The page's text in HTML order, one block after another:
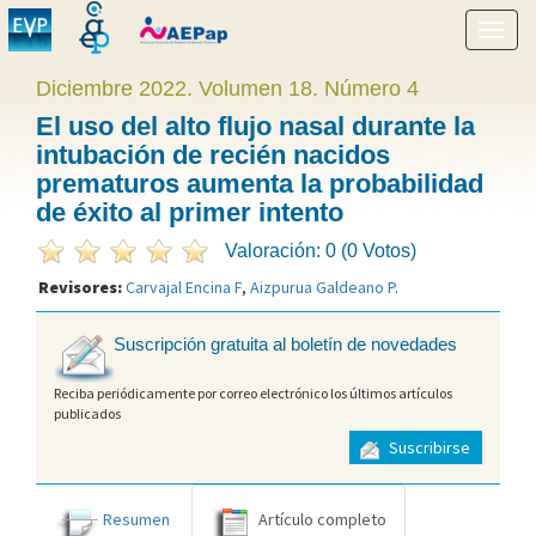
menú
Diciembre 2022. Volumen 18. Número 4
El uso del alto flujo nasal durante la
intubación de recién nacidos
prematuros aumenta la probabilidad
de éxito al primer intento
Valoración: 0 (0 Votos)
Revisores:Carvajal Encina F, Aizpurua Galdeano P.
Suscripción gratuita al boletín de novedades
Reciba periódicamente por correo electrónico los últimos artículos
publicados
Suscribirse
Resumen Artículo completo